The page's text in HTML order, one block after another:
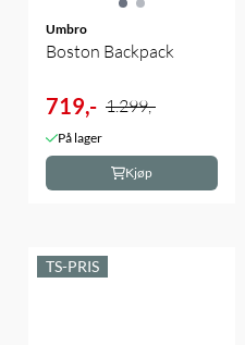
Umbro
Boston Backpack
719,- 1.299,-
På lager
Kjøp